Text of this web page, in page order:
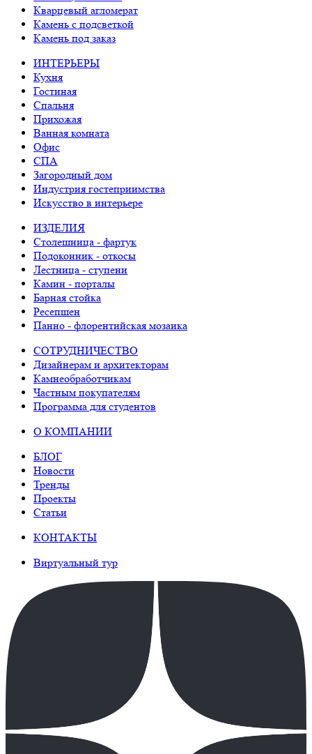
Кварцевый агломерат
Камень с подсветкой
Камень под заказ
ИНТЕРЬЕРЫ
Кухня
Гостиная
Спальня
Прихожая
Ванная комната
Офис
СПА
Загородный дом
Индустрия гостеприимства
Искусство в интерьере
ИЗДЕЛИЯ
Столешница - фартук
Подоконник - откосы
Лестница - ступени
Камин - порталы
Барная стойка
Ресепшен
Панно - флорентийская мозаика
СОТРУДНИЧЕСТВО
Дизайнерам и архитекторам
Камнеобработчикам
Частным покупателям
Программа для студентов
О КОМПАНИИ
БЛОГ
Новости
Тренды
Проекты
Статьи
КОНТАКТЫ
Виртуальный тур